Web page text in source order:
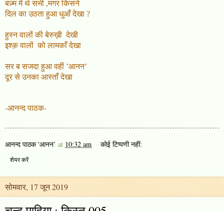
बज़्म में थे सभी ,मगर किसने
दिल का उठता हुआ धुआँ देखा ?
हुस्न वालों की बेरुख़ी देखी
इश्क़ वालों को लामकाँदेखा
सर ब सजदा हुआ वहीं ’आनन’
दूर से उनका आस्ताँ देखा
-आनन्द पाठक-
आनन्द पाठक 'आनन’ at 10:32 am कोई टिप्पणी नहीं:
शेयर करें
सोमवार, 17 जून 2019